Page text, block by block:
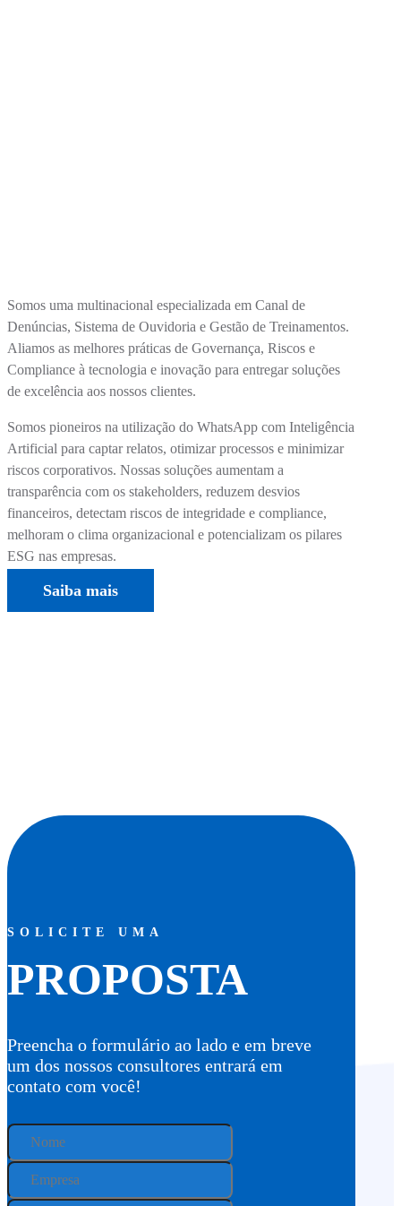
Somos uma multinacional especializada em Canal de
Denúncias, Sistema de Ouvidoria e Gestão de Treinamentos.
Aliamos as melhores práticas de Governança, Riscos e
Compliance à tecnologia e inovação para entregar soluções
de excelência aos nossos clientes.
Somos pioneiros na utilização do WhatsApp com Inteligência
Artificial para captar relatos, otimizar processos e minimizar
riscos corporativos. Nossas soluções aumentam a
transparência com os stakeholders, reduzem desvios
financeiros, detectam riscos de integridade e compliance,
melhoram o clima organizacional e potencializam os pilares
ESG nas empresas.
Saiba mais
SOLICITE UMA
PROPOSTA
Preencha o formulário ao lado e em breve
um dos nossos consultores entrará em
contato com você!